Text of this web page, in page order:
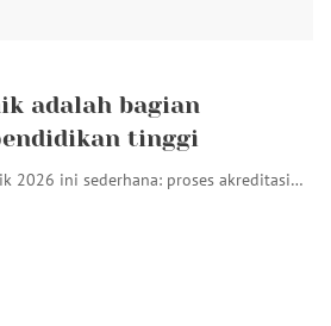
adalah bagian
tinggi
2026 ini sederhana: proses akreditasi…